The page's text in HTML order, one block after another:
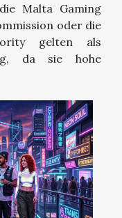
Malta Gaming
oder die
gelten als
da sie hohe